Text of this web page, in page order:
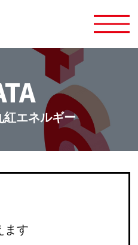
紅エネルギー
ます